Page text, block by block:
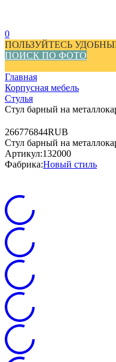
0
ПОЛЬЗУЙТЕСЬ
ПОИСК ПО ФОТО
Главная
Корпусная мебель
Стулья
Стул барный на
266776844RUB
Стул барный на
Артикул:132000
Фабрика:Новый стиль